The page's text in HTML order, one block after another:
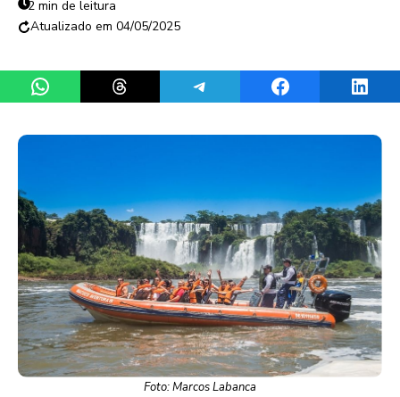
2 min de leitura
04/05/2025
Share on WhatsAppShare on ThreadsShare on TelegramShare on Facebook
Foto: Marcos Labanca